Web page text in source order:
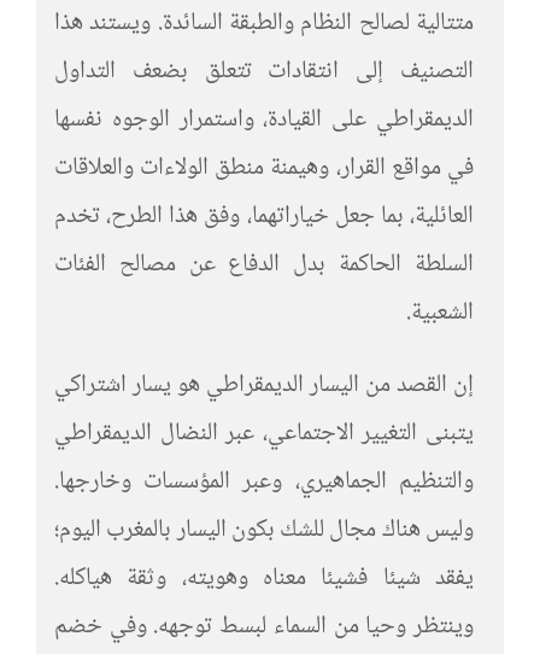
متتالية لصالح النظام والطبقة السائدة. ويستند هذا
التصنيف إلى انتقادات تتعلق بضعف التداول
الديمقراطي على القيادة، واستمرار الوجوه نفسها
في مواقع القرار، وهيمنة منطق الولاءات والعلاقات
العائلية، بما جعل خياراتهما، وفق هذا الطرح، تخدم
السلطة الحاكمة بدل الدفاع عن مصالح الفئات
الشعبية.
إن القصد من اليسار الديمقراطي هو يسار اشتراكي
يتبنى التغيير الاجتماعي، عبر النضال الديمقراطي
والتنظيم الجماهيري، وعبر المؤسسات وخارجها.
وليس هناك مجال للشك بكون اليسار بالمغرب اليوم؛
يفقد شيئا فشيئا معناه وهويته، وثقة هياكله.
وينتظر وحيا من السماء لبسط توجهه. وفي خضم